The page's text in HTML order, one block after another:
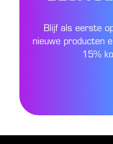
Blijf als eerste
nieuwe producten
15%